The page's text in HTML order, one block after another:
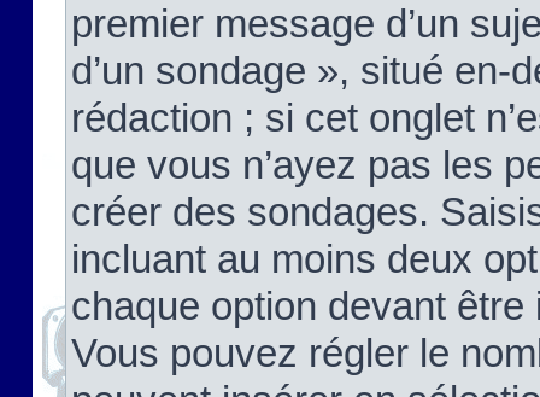
premier message d’un
d’un sondage », situé en-
rédaction ; si cet onglet
que vous n’ayez pas les
créer des sondages.
incluant au moins deux
chaque option devant
Vous pouvez régler le